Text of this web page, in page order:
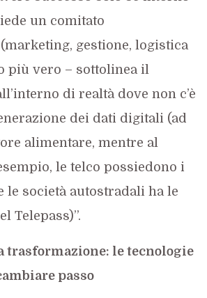
un comitato
gestione, logistica
più vero – sottolinea il
di realtà dove non c’è
dei dati digitali (ad
alimentare, mentre al
le telco possiedono i
le società autostradali ha le
Telepass)”.
trasformazione: le tecnologie
passo